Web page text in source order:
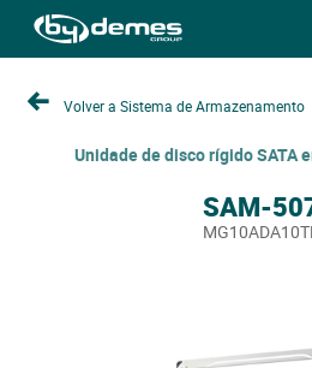
Volver a Sistema de Armazenamento
Unidade de disco rígido SATA
SAM-